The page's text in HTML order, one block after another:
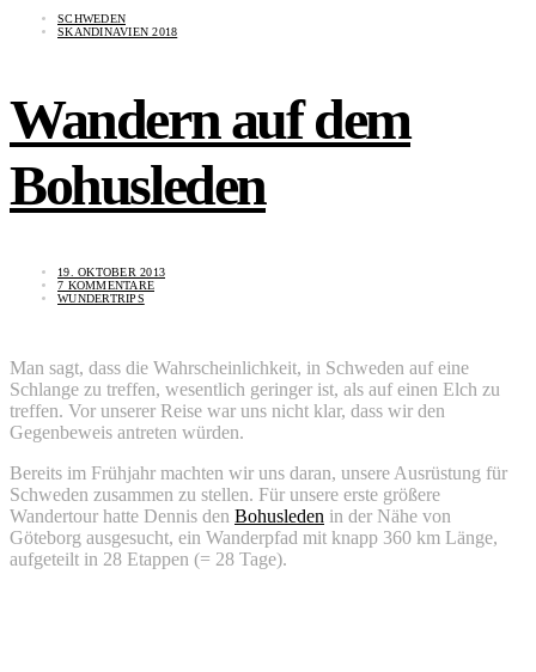
SCHWEDEN
SKANDINAVIEN 2018
Wandern auf dem
Bohusleden
19. OKTOBER 2013
7 KOMMENTARE
WUNDERTRIPS
Man sagt, dass die Wahrscheinlichkeit, in Schweden auf eine
Schlange zu treffen, wesentlich geringer ist, als auf einen Elch zu
treffen. Vor unserer Reise war uns nicht klar, dass wir den
Gegenbeweis antreten würden.
Bereits im Frühjahr machten wir uns daran, unsere Ausrüstung für
Schweden zusammen zu stellen. Für unsere erste größere
Wandertour hatte Dennis den Bohusleden in der Nähe von
Göteborg ausgesucht, ein Wanderpfad mit knapp 360 km Länge,
aufgeteilt in 28 Etappen (= 28 Tage).